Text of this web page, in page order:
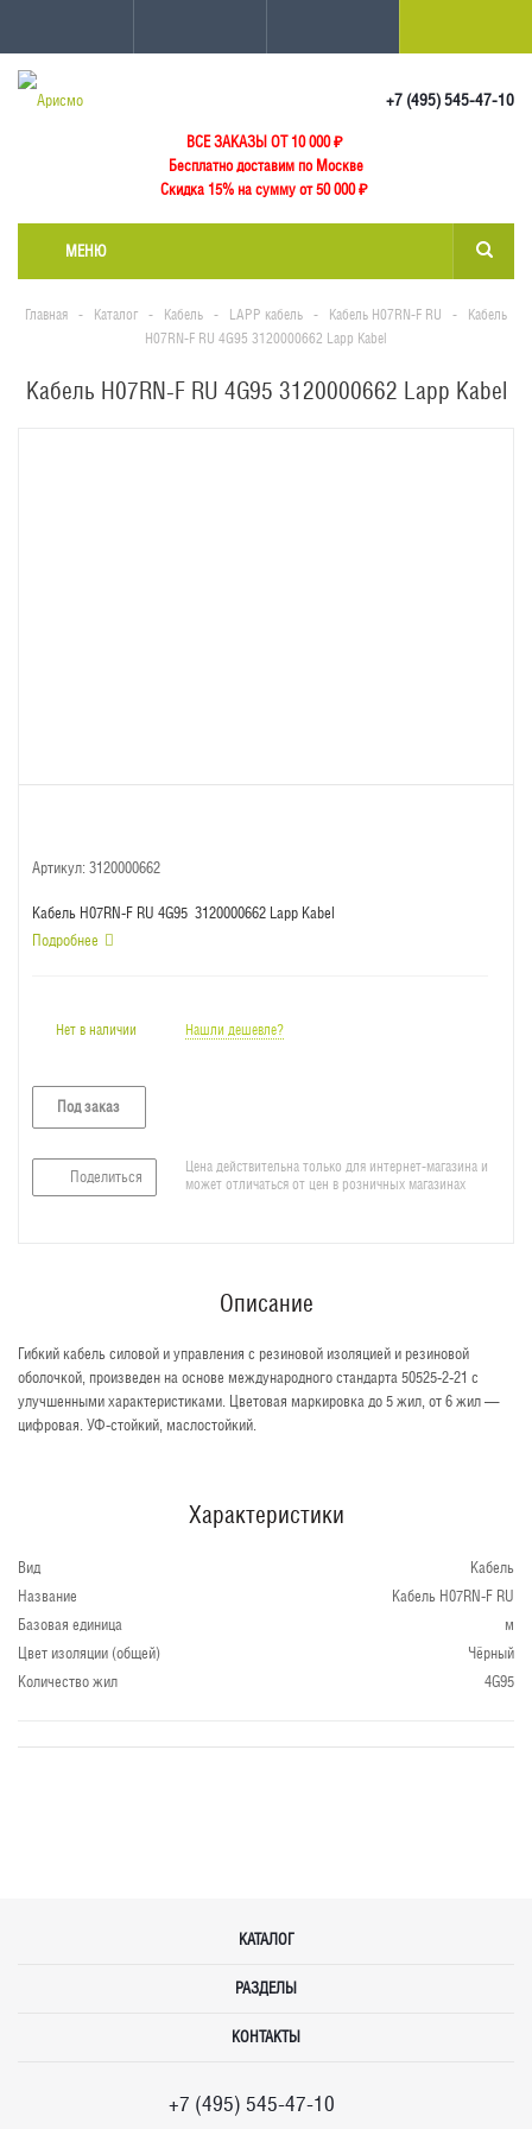
+7 (495) 545-47-10
ВСЕ ЗАКАЗЫ ОТ 10 000₽
Бесплатно доставим по Москве
Скидка 15% на сумму от 50 000 ₽
МЕНЮ
Главная - Каталог - Кабель - LAPP кабель - Кабель H07RN-F RU -
Кабель
H07RN-F RU 4G95 3120000662 Lapp Kabel
Кабель H07RN-F RU 4G95 3120000662 Lapp Kabel
Артикул: 3120000662
Кабель H07RN-F RU 4G95 3120000662 Lapp Kabel
Подробнее
Нет в наличии Нашли дешевле?
Под заказ
Поделиться
Цена действительна только для интернет-магазина и
может отличаться от цен в розничных магазинах
Описание
Гибкий кабель силовой и управления с резиновой изоляцией и резиновой
оболочкой, произведен на основе международного стандарта 50525-2-21 с
улучшенными характеристиками. Цветовая маркировка до 5 жил, от 6 жил —
цифровая. УФ-стойкий, маслостойкий.
Характеристики
Вид
Кабель
Название
Кабель H07RN-F RU
Базовая единица
м
Цвет изоляции (общей)
Чёрный
Количество жил
4G95
КАТАЛОГ
РАЗДЕЛЫ
КОНТАКТЫ
+7 (495) 545-47-10